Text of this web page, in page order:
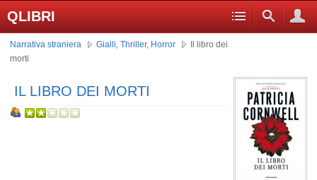
QLIBRI
Narrativa straniera Gialli, Thriller, Horror
Il libro dei
morti
IL LIBRO DEI MORTI